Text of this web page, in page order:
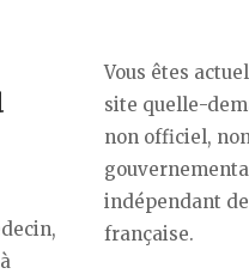
Vous êtes
site quelle-
non officiel,
indépendant
française.